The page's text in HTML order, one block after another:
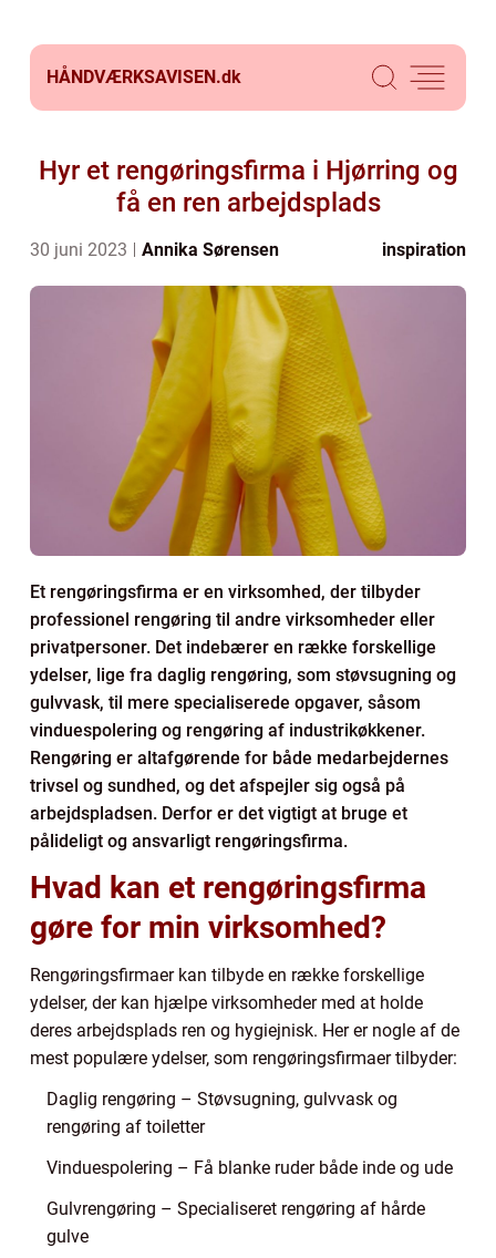
HÅNDVÆRKSAVISEN.dk
Hyr et rengøringsfirma i Hjørring og
få en ren arbejdsplads
30 juni 2023 Annika Sørensen inspiration
Et rengøringsfirma er en virksomhed, der tilbyder
professionel rengøring til andre virksomheder eller
privatpersoner. Det indebærer en række forskellige
ydelser, lige fra daglig rengøring, som støvsugning og
gulvvask, til mere specialiserede opgaver, såsom
vinduespolering og rengøring af industrikøkkener.
Rengøring er altafgørende for både medarbejdernes
trivsel og sundhed, og det afspejler sig også på
arbejdspladsen. Derfor er det vigtigt at bruge et
pålideligt og ansvarligt rengøringsfirma.
Hvad kan et rengøringsfirma
gøre for min virksomhed?
Rengøringsfirmaer kan tilbyde en række forskellige
ydelser, der kan hjælpe virksomheder med at holde
deres arbejdsplads ren og hygiejnisk. Her er nogle af de
mest populære ydelser, som rengøringsfirmaer tilbyder:
Daglig rengøring – Støvsugning, gulvvask og
rengøring af toiletter
Vinduespolering – Få blanke ruder både inde og ude
Gulvrengøring – Specialiseret rengøring af hårde
gulve